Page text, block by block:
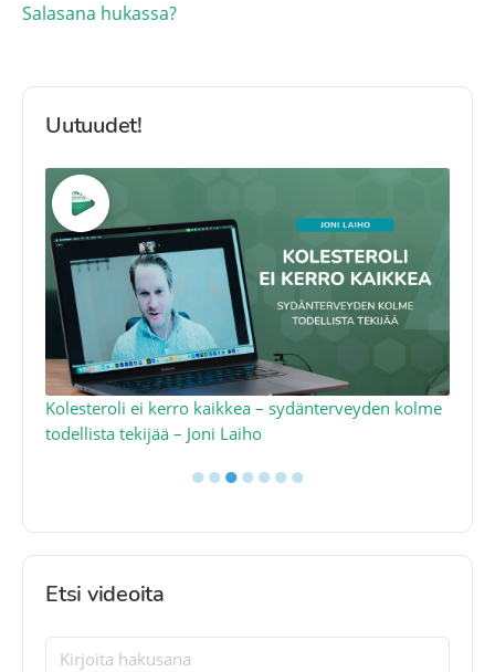
Salasana hukassa?
Uutuudet!
Kolesteroli ei kerro kaikkea – sydänterveyden kolme
todellista tekijää – Joni Laiho
●●●●●●●
Etsi videoita